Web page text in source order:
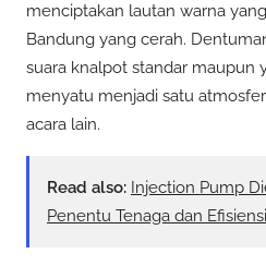
menciptakan lautan warna
Bandung yang cerah.
suara knalpot standar maupun
menyatu menjadi satu
acara lain.
Read also: Injection Pump
Penentu Tenaga dan